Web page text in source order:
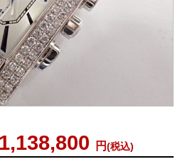
1,138,800 円(税込)